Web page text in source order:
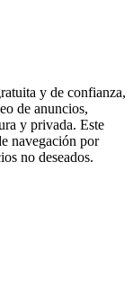
y de confianza,
de anuncios,
y privada. Este
navegación por
no deseados.